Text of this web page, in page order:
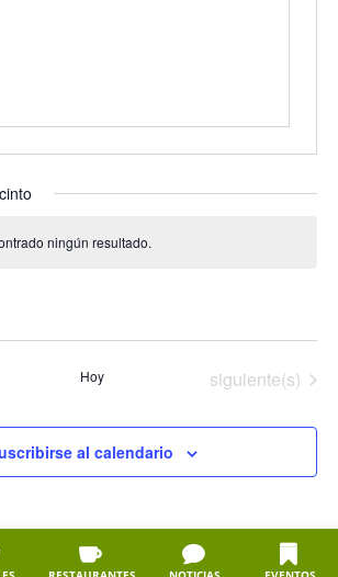
ningún resultado.
Hoy Eventos
siguiente(s)
al calendario